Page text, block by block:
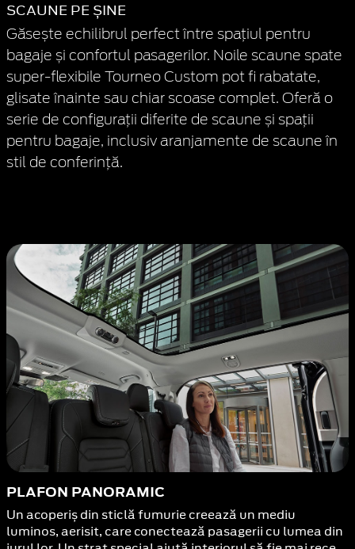
SCAUNE PE ȘINE
Găsește echilibrul perfect între spațiul pentru
bagaje și confortul pasagerilor. Noile scaune spate
super-flexibile Tourneo Custom pot fi rabatate,
glisate înainte sau chiar scoase complet. Oferă o
serie de configurații diferite de scaune și spații
pentru bagaje, inclusiv aranjamente de scaune în
stil de conferință.
PLAFON PANORAMIC
Un acoperiș din sticlă fumurie creează un mediu
luminos, aerisit, care conectează pasagerii cu lumea din